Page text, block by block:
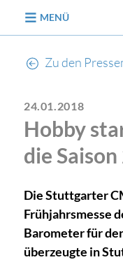
MENÜ
Zu den
24.01.2018
Hobby
die
Die Stuttgarter
Frühjahrsmesse
Barometer für
überzeugte in